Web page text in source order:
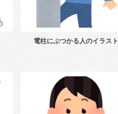
電柱にぶつかる人のイラスト